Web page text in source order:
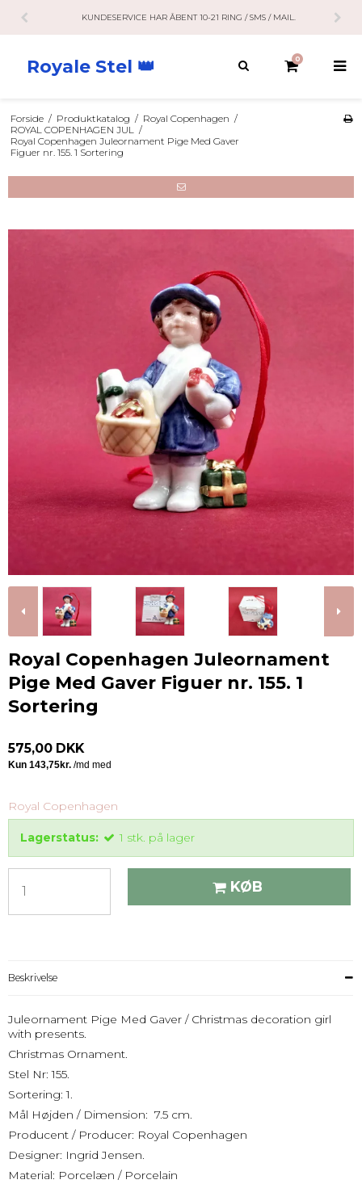
KUNDESERVICE HAR ÅBENT 10-21 RING / SMS / MAIL.
Royale Stel 👑 0
Forside / Produktkatalog / Royal Copenhagen /
ROYAL COPENHAGEN JUL
/
Royal Copenhagen Juleornament Pige Med Gaver
Figuer nr. 155. 1 Sortering
Royal Copenhagen Juleornament
Pige Med Gaver Figuer nr. 155. 1
Sortering
575,00 DKK
Royal Copenhagen
Lagerstatus: 1 stk. på lager
KØB
Beskrivelse
Juleornament Pige Med Gaver / Christmas decoration girl
with presents.
Christmas Ornament.
Stel Nr: 155.
Sortering: 1.
Mål Højden / Dimension: 7.5 cm.
Producent / Producer: Royal Copenhagen
Designer: Ingrid Jensen.
Material: Porcelæn / Porcelain